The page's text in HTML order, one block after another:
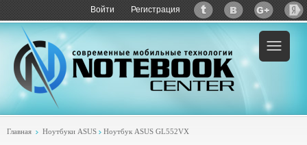
Войти Регистрация
Главная Ноутбуки ASUS Ноутбук ASUS GL552VX